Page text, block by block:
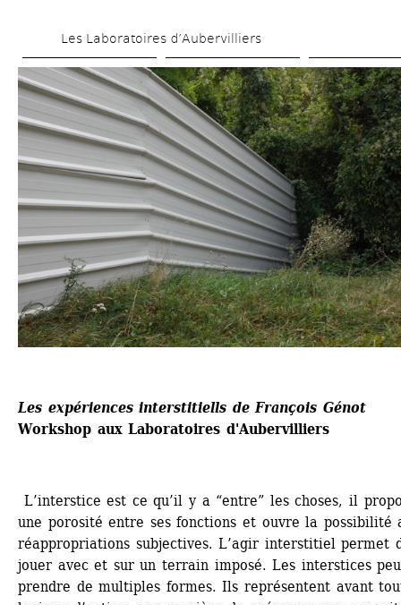
au
contenu
principal
Les Laboratoires d’Aubervilliers
Les expériences interstitiells de François Génot
Workshop aux Laboratoires d'Aubervilliers
L’interstice est ce qu’il y a “entre” les choses, il
une porosité entre ses fonctions et ouvre la possibilité
réappropriations subjectives. L’agir interstitiel permet
jouer avec et sur un terrain imposé. Les interstices
prendre de multiples formes. Ils représentent avant